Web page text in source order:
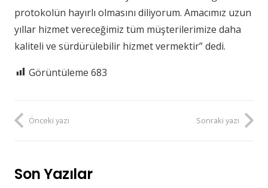
protokolün hayırlı olmasını diliyorum. Amacımız uzun
yıllar hizmet vereceğimiz tüm müşterilerimize daha
kaliteli ve sürdürülebilir hizmet vermektir” dedi.
Görüntüleme 683
Önceki yazı Sonraki yazı
Son Yazılar